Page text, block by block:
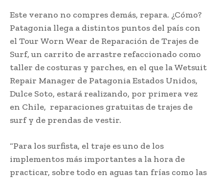
Este verano no compres demás, repara. ¿Cómo?
Patagonia llega a distintos puntos del país con
el Tour Worn Wear de Reparación de Trajes de
Surf, un carrito de arrastre refaccionado como
taller de costuras y parches, en el que la Wetsuit
Repair Manager de Patagonia Estados Unidos,
Dulce Soto, estará realizando, por primera vez
en Chile, reparaciones gratuitas de trajes de
surf y de prendas de vestir.
“Para los surfista, el traje es uno de los
implementos más importantes a la hora de
practicar, sobre todo en aguas tan frías como las